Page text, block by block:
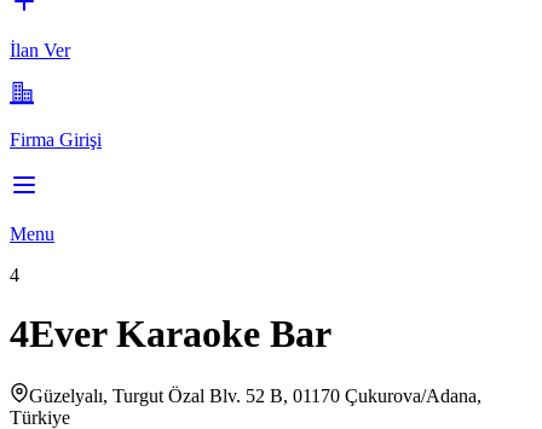
İlan Ver
Firma Girişi
Menu
4
4Ever Karaoke Bar
Güzelyalı, Turgut Özal Blv. 52 B, 01170 Çukurova/Adana,
Türkiye